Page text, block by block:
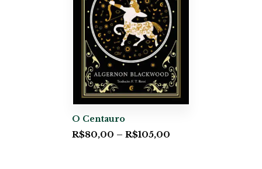
O Centauro
R$80,00 – R$105,00